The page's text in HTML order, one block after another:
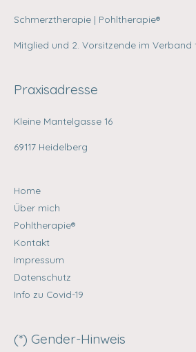
Schmerztherapie | Pohltherapie®
Mitglied und 2. Vorsitzende im Verband
Praxisadresse
Kleine Mantelgasse 16
69117 Heidelberg
Home
Über mich
Pohltherapie®
Kontakt
Impressum
Datenschutz
Info zu Covid-19
(*) Gender-Hinweis